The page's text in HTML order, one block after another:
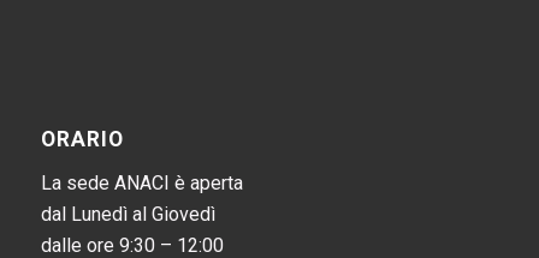
ORARIO
La sede ANACI è aperta
dal Lunedì al Giovedì
dalle ore 9:30 – 12:00